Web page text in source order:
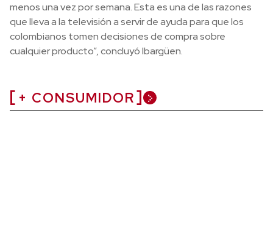
menos una vez por semana. Esta es una de las razones
que lleva a la televisión a servir de ayuda para que los
colombianos tomen decisiones de compra sobre
cualquier producto”, concluyó Ibargüen.
+ CONSUMIDOR